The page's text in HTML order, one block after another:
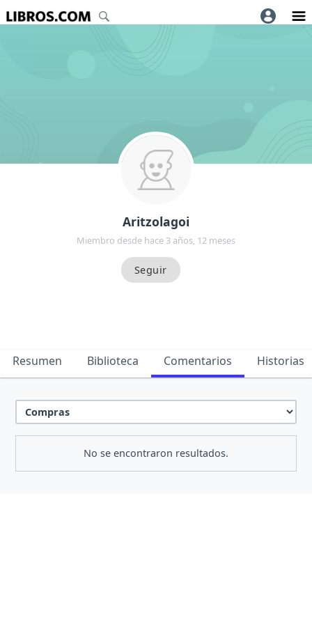
Aritzolagoi
Miembro desde hace 3 años, 12 meses
Resumen Biblioteca Comentarios Historias
No se encontraron resultados.